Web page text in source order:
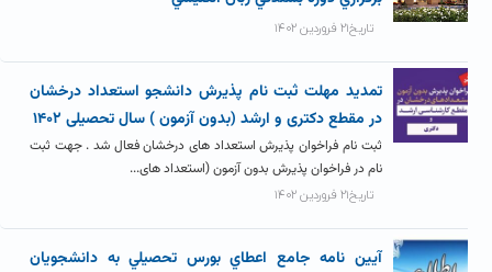
تاریخ۲۱ فروردین ۱۴۰۲
تمدید مهلت ثبت نام پذیرش دانشجو استعداد درخشان
در مقطع دکتری و ارشد (بدون آزمون ) سال تحصیلی ۱۴۰۲
ثبت نام فراخوان پذیرش استعداد های درخشان فعال شد . جهت ثبت
نام در فراخوان پذیرش بدون آزمون (استعداد های...
تاریخ۲۱ فروردین ۱۴۰۲
آيين نامه جامع اعطاي بورس تحصيلي به دانشجويان